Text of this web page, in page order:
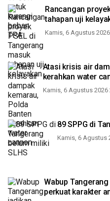
Rancangan
tahapan uji
Kamis, 6 Agustus
Atasi krisis air
kerahkan water
Kamis, 6 Agustus 2026
89 SPPG di
Kamis, 6 Agustus
Wabup
perkuat karakter